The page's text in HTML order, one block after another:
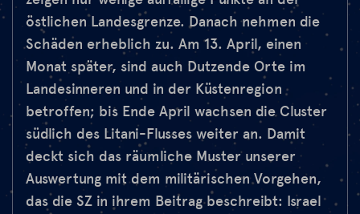
östlichen Landesgrenze. Danach nehmen die
Schäden erheblich zu. Am 13. April, einen
Monat später, sind auch Dutzende Orte im
Landesinneren und in der Küstenregion
betroffen; bis Ende April wachsen die Cluster
südlich des Litani-Flusses weiter an. Damit
deckt sich das räumliche Muster unserer
Auswertung mit dem militärischen Vorgehen,
das die SZ in ihrem Beitrag beschreibt: Israel